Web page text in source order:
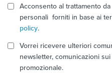
Acconsento al trattamento
personali forniti in base ai
policy.
Vorrei ricevere ulteriori
newsletter, comunicazioni
promozionale.